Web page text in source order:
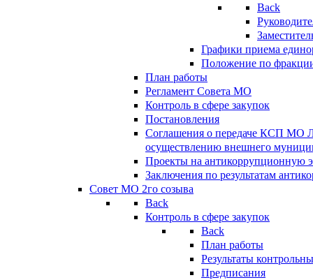
Back
Графики приема
Положение по
План работы
Регламент Совета МО
Контроль в сфере закупок
Постановления
Соглашения о передаче КСП МО
осуществлению внешнего
Проекты на антикоррупционную
Заключения по результатам
Совет МО 2го созыва
Back
Контроль в сфере закупок
Back
План работы
Результаты
Предписания